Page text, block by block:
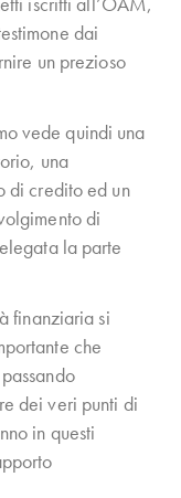
dai
un prezioso
vede quindi una
una
di credito ed un
di
la parte
finanziaria si
che
dei veri punti di
in questi